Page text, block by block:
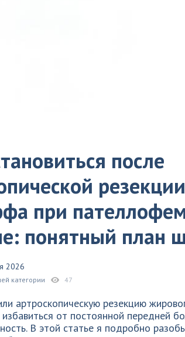
после
при
понятный план
2026
категории 47
артроскопическую резекцию
от постоянной передней
В этой статье я подробно